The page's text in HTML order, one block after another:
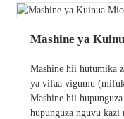
Mashine ya
Mashine hii hutumika
ya vifaa vigumu
Mashine hii
hupunguza nguvu